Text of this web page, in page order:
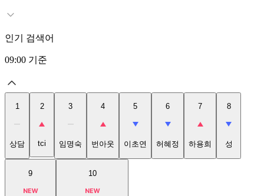
인기 검색어
09:00 기준
1
상담
2
tci
3
임명숙
4
번아웃
5
이초연
6
허혜정
7
하용희
8
성
9 10